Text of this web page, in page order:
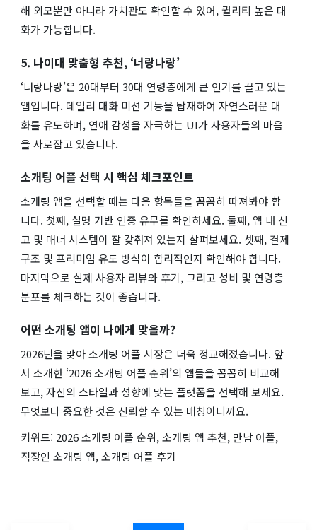
해 외모뿐만 아니라 가치관도 확인할 수 있어, 퀄리티 높은 대
화가 가능합니다.
5. 나이대 맞춤형 추천, ‘너랑나랑’
‘너랑나랑’은 20대부터 30대 연령층에게 큰 인기를 끌고 있는
앱입니다. 데일리 대화 미션 기능을 탑재하여 자연스러운 대
화를 유도하며, 연애 감성을 자극하는 UI가 사용자들의 마음
을 사로잡고 있습니다.
소개팅 어플 선택 시 핵심 체크포인트
소개팅 앱을 선택할 때는 다음 항목들을 꼼꼼히 따져봐야 합
니다. 첫째, 실명 기반 인증 유무를 확인하세요. 둘째, 앱 내 신
고 및 매너 시스템이 잘 갖춰져 있는지 살펴보세요. 셋째, 결제
구조 및 프리미엄 유도 방식이 합리적인지 확인해야 합니다.
마지막으로 실제 사용자 리뷰와 후기, 그리고 성비 및 연령층
분포를 체크하는 것이 좋습니다.
어떤 소개팅 앱이 나에게 맞을까?
2026년을 맞아 소개팅 어플 시장은 더욱 정교해졌습니다. 앞
서 소개한 ‘2026 소개팅 어플 순위’의 앱들을 꼼꼼히 비교해
보고, 자신의 스타일과 성향에 맞는 플랫폼을 선택해 보세요.
무엇보다 중요한 것은 신뢰할 수 있는 매칭이니까요.
키워드: 2026 소개팅 어플 순위, 소개팅 앱 추천, 만남 어플,
직장인 소개팅 앱, 소개팅 어플 후기